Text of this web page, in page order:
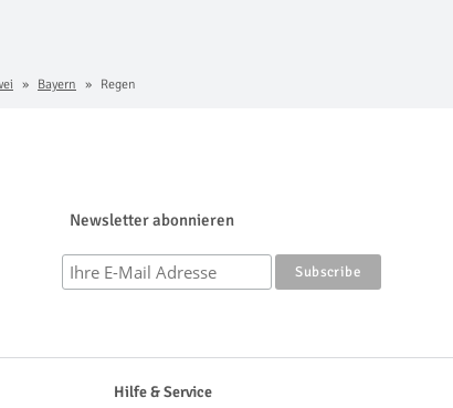
Bayern Regen
Newsletter abonnieren
Hilfe & Service